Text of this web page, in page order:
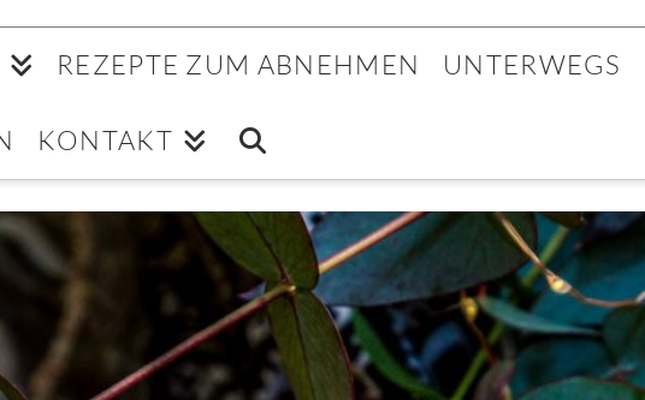
REZEPTE ZUM ABNEHMEN UNTERWEGS
KONTAKT